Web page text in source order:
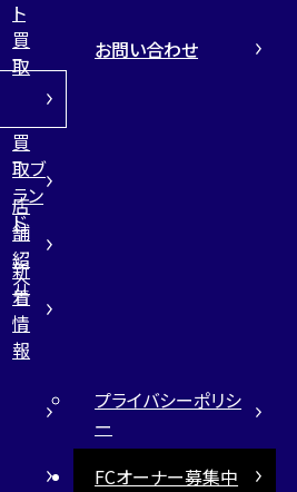
ト
買
取
買
取ブ
ラン
ド
店
舗
紹
介
新
着
情
報
お問い合わせ
プライバシーポリシ
ー
FCオーナー募集中